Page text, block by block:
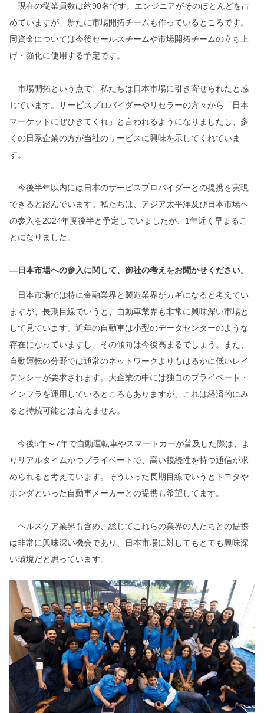
現在の従業員数は約90名です。エンジニアがそのほとんどを占
めていますが、新たに市場開拓チームも作っているところです。
同資金については今後セールスチームや市場開拓チームの立ち上
げ・強化に使用する予定です。
市場開拓という点で、私たちは日本市場に引き寄せられたと感
じています。サービスプロバイダーやリセラーの方々から「日本
マーケットにぜひきてくれ」と言われるようになりましたし、多
くの日系企業の方が当社のサービスに興味を示してくれていま
す。
今後半年以内には日本のサービスプロバイダーとの提携を実現
できると踏んでいます。私たちは、アジア太平洋及び日本市場へ
の参入を2024年度後半と予定していましたが、1年近く早まるこ
とになりました。
―日本市場への参入に関して、御社の考えをお聞かせください。
日本市場では特に金融業界と製造業界がカギになると考えてい
ますが、長期目線でいうと、自動車業界も非常に興味深い市場と
して見ています。近年の自動車は小型のデータセンターのような
存在になっていますし、その傾向は今後高まるでしょう。また、
自動運転の分野では通常のネットワークよりもはるかに低いレイ
テンシーが要求されます。大企業の中には独自のプライベート・
インフラを運用しているところもありますが、これは経済的にみ
ると持続可能とは言えません。
今後5年～7年で自動運転車やスマートカーが普及した際は、よ
りリアルタイムかつプライベートで、高い接続性を持つ通信が求
められると考えています。そういった長期目線でいうとトヨタや
ホンダといった自動車メーカーとの提携も希望してます。
ヘルスケア業界も含め、総じてこれらの業界の人たちとの提携
は非常に興味深い機会であり、日本市場に対してもとても興味深
い環境だと思っています。